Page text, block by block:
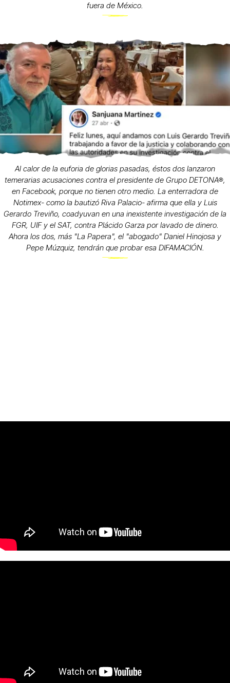
fuera de México.
Al calor de la euforia de glorias pasadas, éstos dos lanzaron
temerarias acusaciones contra el presidente de Grupo DETONA®,
en Facebook, porque no tienen otro medio. La enterradora de
Notimex- como la bautizó Riva Palacio- afirma que ella y Luis
Gerardo Treviño, coadyuvan en una inexistente investigación de la
FGR, UIF y el SAT, contra Plácido Garza por lavado de dinero.
Ahora los dos, más "La Papera", el "abogado" Daniel Hinojosa y
Pepe Múzquiz, tendrán que probar esa DIFAMACIÓN.